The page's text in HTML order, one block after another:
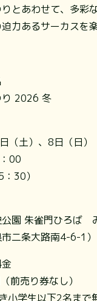
とあわせて、多彩
力あるサーカスを楽
り 2026 冬
（土）、8日（日）
00
：30）
公園 朱雀門ひろば
市二条大路南4-6-1）
前売り券なし）
小学生以下2名まで